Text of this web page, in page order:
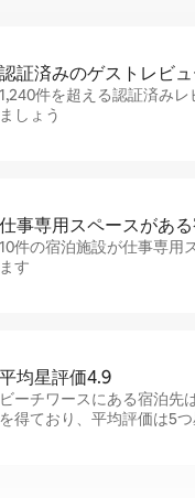
認証済みのゲ⁠ス⁠ト⁠レ⁠ビ⁠
1,240件を超える認証済み
ましょう
仕事専用ス⁠ペ⁠ー⁠スがあ⁠
10件の宿泊施設が仕事専用
ます
平均星評価4.9
ビーチワースにある宿泊先
を得ており、平均評価は5